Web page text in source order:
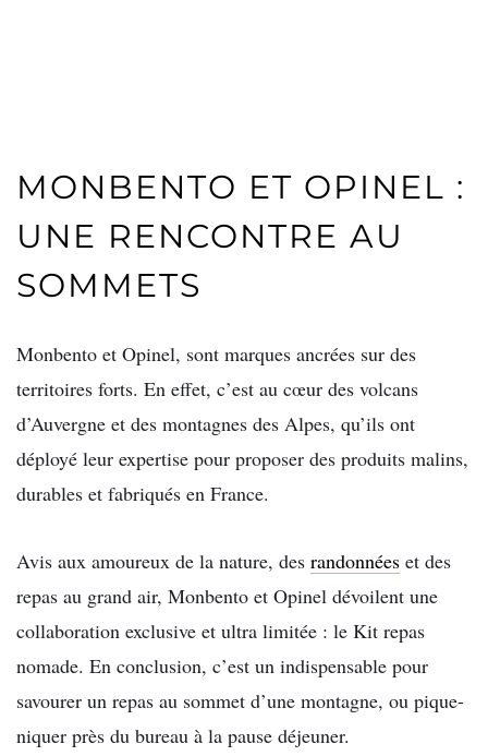
MONBENTO ET OPINEL :
UNE RENCONTRE AU
SOMMETS
Monbento et Opinel, sont marques ancrées sur des
territoires forts. En effet, c’est au cœur des volcans
d’Auvergne et des montagnes des Alpes, qu’ils ont
déployé leur expertise pour proposer des produits malins,
durables et fabriqués en France.
Avis aux amoureux de la nature, des randonnées et des
repas au grand air, Monbento et Opinel dévoilent une
collaboration exclusive et ultra limitée : le Kit repas
nomade. En conclusion, c’est un indispensable pour
savourer un repas au sommet d’une montagne, ou pique-
niquer près du bureau à la pause déjeuner.